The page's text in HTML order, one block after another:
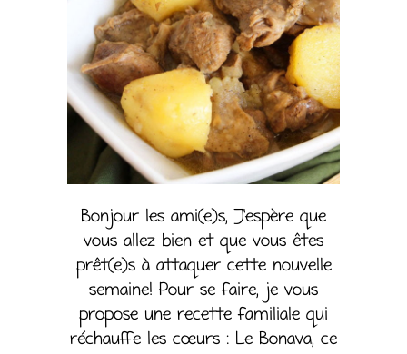
Bonjour les ami(e)s, J’espère que
vous allez bien et que vous êtes
prêt(e)s à attaquer cette nouvelle
semaine! Pour se faire, je vous
propose une recette familiale qui
réchauffe les cœurs : Le Bonava, ce